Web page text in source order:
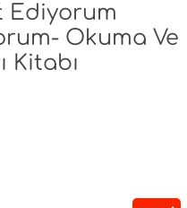
Ediyorum
Okuma Ve
Kitabı